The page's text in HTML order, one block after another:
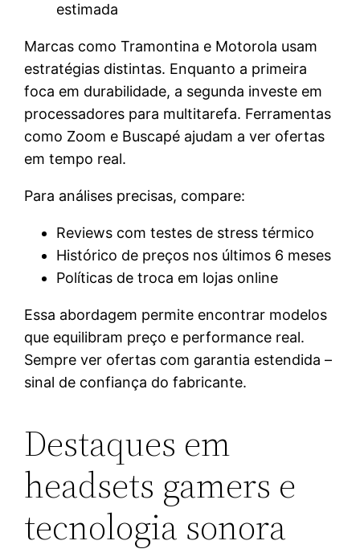
estimada
Marcas como Tramontina e Motorola usam
estratégias distintas. Enquanto a primeira
foca em durabilidade, a segunda investe em
processadores para multitarefa. Ferramentas
como Zoom e Buscapé ajudam a ver ofertas
em tempo real.
Para análises precisas, compare:
Reviews com testes de stress térmico
Histórico de preços nos últimos 6 meses
Políticas de troca em lojas online
Essa abordagem permite encontrar modelos
que equilibram preço e performance real.
Sempre ver ofertas com garantia estendida –
sinal de confiança do fabricante.
Destaques em
headsets gamers e
tecnologia sonora